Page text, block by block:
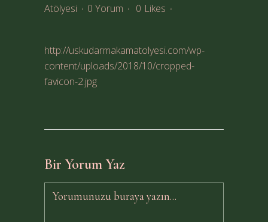
Atölyesi
0 Yorum 0 Likes
http://uskudarmakamatolyesi.com/wp-
content/uploads/2018/10/cropped-
favicon-2.jpg
Bir Yorum Yaz